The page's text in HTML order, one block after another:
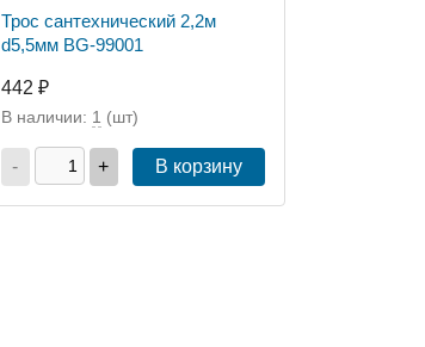
Трос сантехнический 2,2м
d5,5мм BG-99001
442 ₽
В наличии: 1 (шт)
- + В корзину